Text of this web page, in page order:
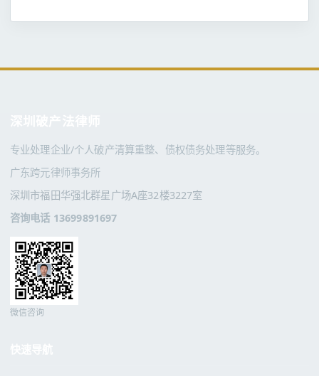
专业处理企业/个人破产清算重整、债权债务处理等服务。
广东跨元律师事务所
深圳市福田华强北群星广场A座32楼3227室
咨询电话 13699891697
微信咨询